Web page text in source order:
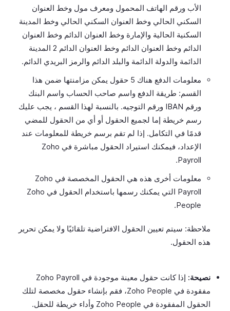
الأب ورقم الهاتف المحمول ومعرف مول وخط العنوان
السكني الحالي وخط العنوان السكني الحالي وخط المدينة
السكنية الحالية والإمارة وخط العنوان الدائم وخط العنوان
الدائم وخط العنوان الدائم وخط العنوان الدائم 2 المدينة
الدائمة والدولة الدائمة والبلد الدائم والرمز البريدي الدائم.
معلومات الدفع هناك 5 حقول يمكن مزامنتها ضمن هذا
القسم: طريقة الدفع واسم صاحب الحساب واسم البنك
ورقم IBAN ورقم التوجيه. بالنسبة لهذا القسم ، يجب عليك
رسم خريطة إما لجميع الحقول أو أي من الحقول للمضي
قدمًا في التكامل. إذا لم تقم برسم خريطة للمعلومات عند
الإعداد، فيمكنك استيراد الحقول مباشرة في Zoho
Payroll.
معلومات أخرى هذه هي الحقول المخصصة في Zoho
Payroll التي يمكنك رسمها باستخدام الحقول في Zoho
People.
ملاحظة: سيتم تعيين الحقول الافتراضية تلقائيًا ولا يمكن تحرير
هذه الحقول.
نصيحة:
إذا كانت حقول معينة موجودة في Zoho Payroll
مفقودة في Zoho People، فقم بإنشاء حقول مخصصة لتلك
الحقول المفقودة في Zoho People وأداء خريطة للحقل.